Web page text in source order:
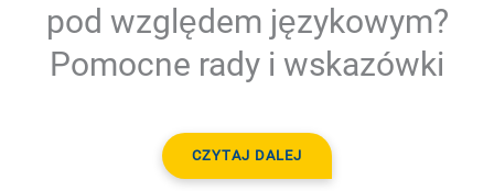
pod względem językowym?
Pomocne rady i wskazówki
CZYTAJ DALEJ